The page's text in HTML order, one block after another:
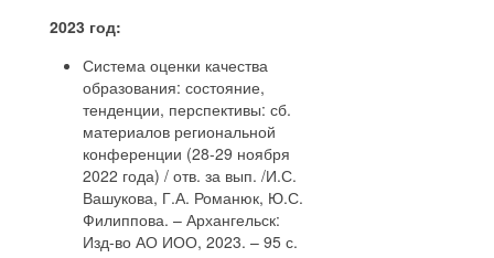
2023 год:
Система оценки качества
образования: состояние,
тенденции, перспективы: сб.
материалов региональной
конференции (28-29 ноября
2022 года) / отв. за вып. /И.С.
Вашукова, Г.А. Романюк, Ю.С.
Филиппова. – Архангельск:
Изд-во АО ИОО, 2023. – 95 с.